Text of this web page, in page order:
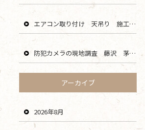
エアコン取り付け 天吊り 施工事例 海老名 厚木 大和 綾瀬 エリア
防犯カメラの現地調査 藤沢 茅ヶ崎 平塚 寒川 エリア
アーカイブ
2026年8月